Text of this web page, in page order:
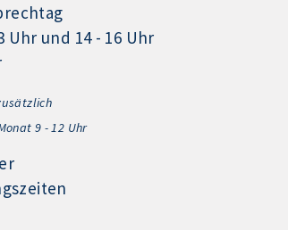
Uhr und 14 - 16 Uhr
9 - 12 Uhr